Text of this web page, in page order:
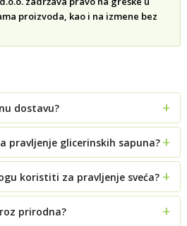
proizvoda, kao i na izmene bez
dostavu?
pravljenje glicerinskih sapuna?
koristiti za pravljenje sveća?
prirodna?